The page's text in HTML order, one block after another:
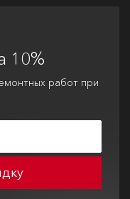
10%
работ при